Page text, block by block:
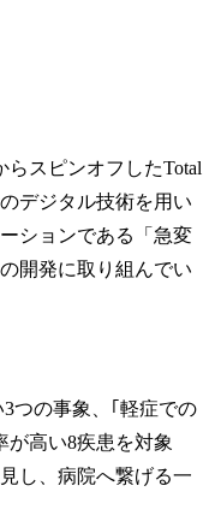
らスピンオフしたTotal
デジタル技術を用い
ションである「急変
開発に取り組んでい
つの事象、｢軽症での
が高い8疾患を対象
し、病院へ繋げる一